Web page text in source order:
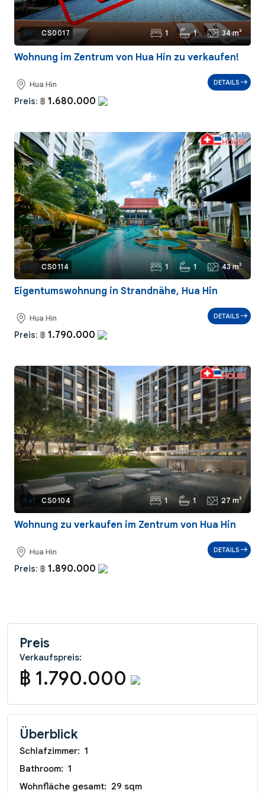
Ref.: CS0017 1 1 34 m²
Wohnung im Zentrum von Hua Hin zu verkaufen!
Hua Hin
Preis: ฿ 1.680.000
DETAILS
Ref.: CS0114 1 1 43 m²
Eigentumswohnung in Strandnähe, Hua Hin
Hua Hin
Preis: ฿ 1.790.000
DETAILS
Ref.: CS0104 1 1 27 m²
Wohnung zu verkaufen im Zentrum von Hua Hin
Hua Hin
Preis: ฿ 1.890.000
DETAILS
Preis
Verkaufspreis:
฿ 1.790.000
Überblick
Schlafzimmer: 1
Bathroom: 1
Wohnfläche gesamt: 29 sqm